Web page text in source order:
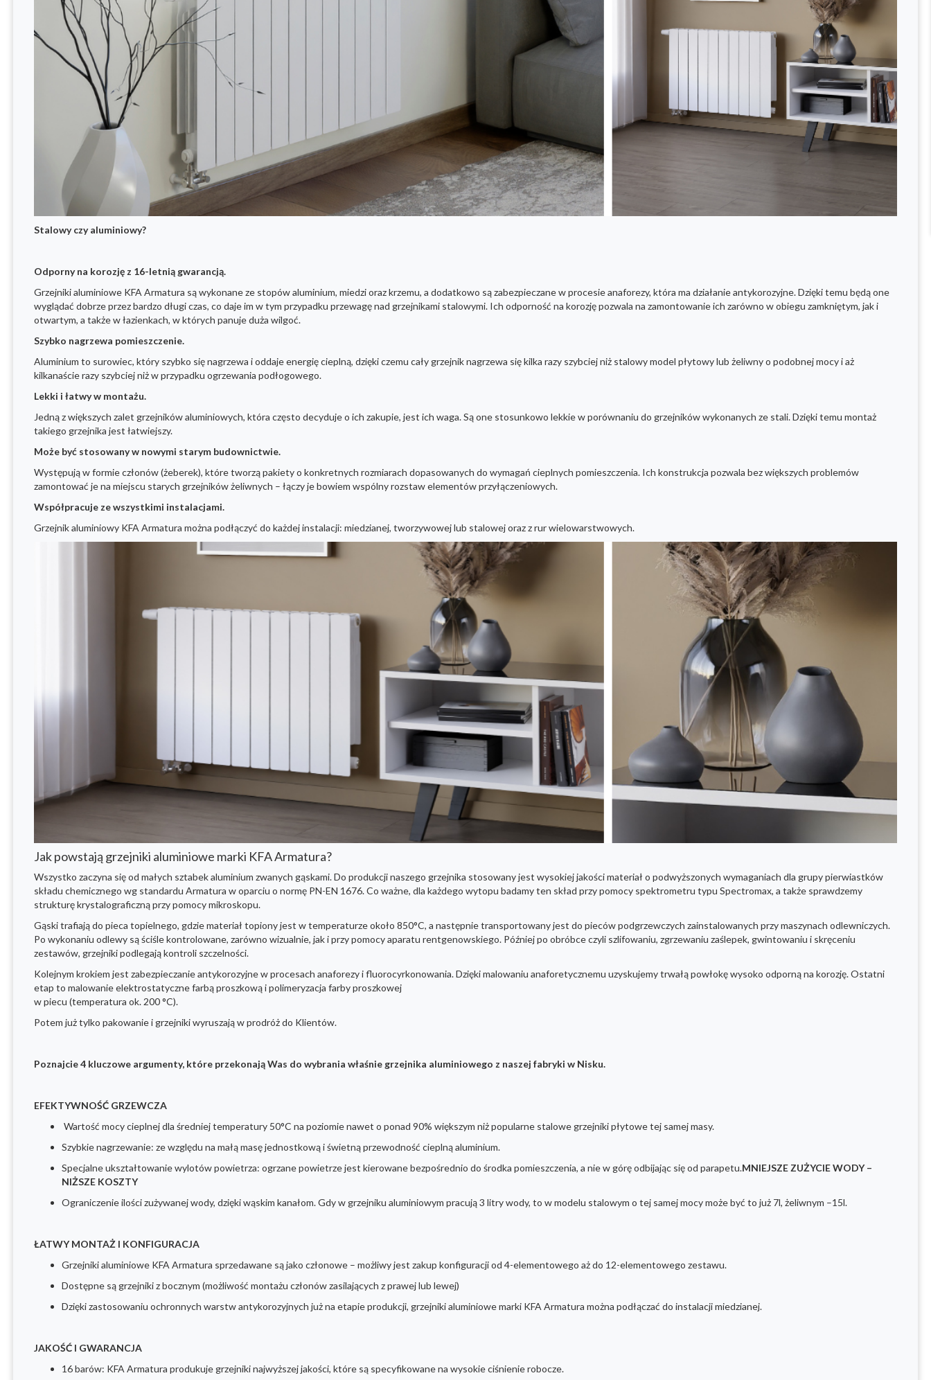
Stalowy czy aluminiowy?
Odporny na korozję z 16-letnią gwarancją.
Grzejniki aluminiowe KFA Armatura są wykonane ze stopów aluminium, miedzi oraz krzemu, a dodatkowo są zabezpieczane w procesie anaforezy, która ma działanie antykorozyjne. Dzięki temu będą one
wyglądać dobrze przez bardzo długi czas, co daje im w tym przypadku przewagę nad grzejnikami stalowymi. Ich odporność na korozję pozwala na zamontowanie ich zarówno w obiegu zamkniętym, jak i
otwartym, a także w łazienkach, w których panuje duża wilgoć.
Szybko nagrzewa pomieszczenie.
Aluminium to surowiec, który szybko się nagrzewa i oddaje energię cieplną, dzięki czemu cały grzejnik nagrzewa się kilka razy szybciej niż stalowy model płytowy lub żeliwny o podobnej mocy i aż
kilkanaście razy szybciej niż w przypadku ogrzewania podłogowego.
Lekki i łatwy w montażu.
Jedną z większych zalet grzejników aluminiowych, która często decyduje o ich zakupie, jest ich waga. Są one stosunkowo lekkie w porównaniu do grzejników wykonanych ze stali. Dzięki temu montaż
takiego grzejnika jest łatwiejszy.
Może być stosowany w nowymi starym budownictwie.
Występują w formie członów (żeberek), które tworzą pakiety o konkretnych rozmiarach dopasowanych do wymagań cieplnych pomieszczenia. Ich konstrukcja pozwala bez większych problemów
zamontować je na miejscu starych grzejników żeliwnych – łączy je bowiem wspólny rozstaw elementów przyłączeniowych.
Współpracuje ze wszystkimi instalacjami.
Grzejnik aluminiowy KFA Armatura można podłączyć do każdej instalacji: miedzianej, tworzywowej lub stalowej oraz z rur wielowarstwowych.
Jak powstają grzejniki aluminiowe marki KFA Armatura?
Wszystko zaczyna się od małych sztabek aluminium zwanych gąskami. Do produkcji naszego grzejnika stosowany jest wysokiej jakości materiał o podwyższonych wymaganiach dla grupy pierwiastków
składu chemicznego wg standardu Armatura w oparciu o normę PN-EN 1676. Co ważne, dla każdego wytopu badamy ten skład przy pomocy spektrometru typu Spectromax, a także sprawdzemy
strukturę krystalograficzną przy pomocy mikroskopu.
Gąski trafiają do pieca topielnego, gdzie materiał topiony jest w temperaturze około 850°C, a następnie transportowany jest do pieców podgrzewczych zainstalowanych przy maszynach odlewniczych.
Po wykonaniu odlewy są ściśle kontrolowane, zarówno wizualnie, jak i przy pomocy aparatu rentgenowskiego. Później po obróbce czyli szlifowaniu, zgrzewaniu zaślepek, gwintowaniu i skręceniu
zestawów, grzejniki podlegają kontroli szczelności.
Kolejnym krokiem jest zabezpieczanie antykorozyjne w procesach anaforezy i fluorocyrkonowania. Dzięki malowaniu anaforetycznemu uzyskujemy trwałą powłokę wysoko odporną na korozję. Ostatni
etap to malowanie elektrostatyczne farbą proszkową i polimeryzacja farby proszkowej
w piecu (temperatura ok. 200 °C).
Potem już tylko pakowanie i grzejniki wyruszają w prodróż do Klientów.
Poznajcie 4 kluczowe argumenty, które przekonają Was do wybrania właśnie grzejnika aluminiowego z naszej fabryki w Nisku.
EFEKTYWNOŚĆ GRZEWCZA
Wartość mocy cieplnej dla średniej temperatury 50°C na poziomie nawet o ponad 90% większym niż popularne stalowe grzejniki płytowe tej samej masy.
Szybkie nagrzewanie: ze względu na małą masę jednostkową i świetną przewodność cieplną aluminium.
Specjalne ukształtowanie wylotów powietrza: ogrzane powietrze jest kierowane bezpośrednio do środka pomieszczenia, a nie w górę odbijając się od parapetu.MNIEJSZE ZUŻYCIE WODY –
NIŻSZE KOSZTY
Ograniczenie ilości zużywanej wody, dzięki wąskim kanałom. Gdy w grzejniku aluminiowym pracują 3 litry wody, to w modelu stalowym o tej samej mocy może być to już 7l, żeliwnym –15l.
ŁATWY MONTAŻ I KONFIGURACJA
Grzejniki aluminiowe KFA Armatura sprzedawane są jako członowe – możliwy jest zakup konfiguracji od 4-elementowego aż do 12-elementowego zestawu.
Dostępne są grzejniki z bocznym (możliwość montażu członów zasilających z prawej lub lewej)
Dzięki zastosowaniu ochronnych warstw antykorozyjnych już na etapie produkcji, grzejniki aluminiowe marki KFA Armatura można podłączać do instalacji miedzianej.
JAKOŚĆ I GWARANCJA
16 barów: KFA Armatura produkuje grzejniki najwyższej jakości, które są specyfikowane na wysokie ciśnienie robocze.